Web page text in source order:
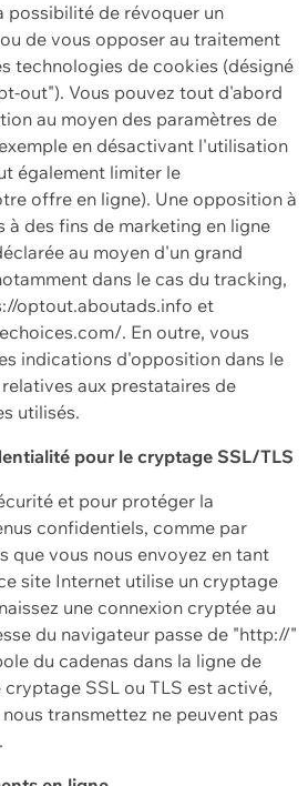
possibilité de révoquer un
de vous opposer au traitement
technologies de cookies (désigné
out"). Vous pouvez tout d'abord
au moyen des paramètres de
en désactivant l'utilisation
également limiter le
offre en ligne). Une opposition à
des fins de marketing en ligne
au moyen d'un grand
dans le cas du tracking,
optout.aboutads.info et
. En outre, vous
indications d'opposition dans le
aux prestataires de
utilisés.
pour le cryptage SSL/TLS
et pour protéger la
confidentiels, comme par
que vous nous envoyez en tant
site Internet utilise un cryptage
une connexion cryptée au
du navigateur passe de "http://"
du cadenas dans la ligne de
SSL ou TLS est activé,
transmettez ne peuvent pas